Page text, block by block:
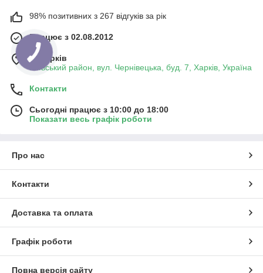
98% позитивних з 267 відгуків за рік
Працює з 02.08.2012
м. Харків
Київський район, вул. Чернівецька, буд. 7, Харків, Україна
Контакти
Сьогодні працює з 10:00 до 18:00
Показати весь графік роботи
Про нас
Контакти
Доставка та оплата
Графік роботи
Повна версія сайту